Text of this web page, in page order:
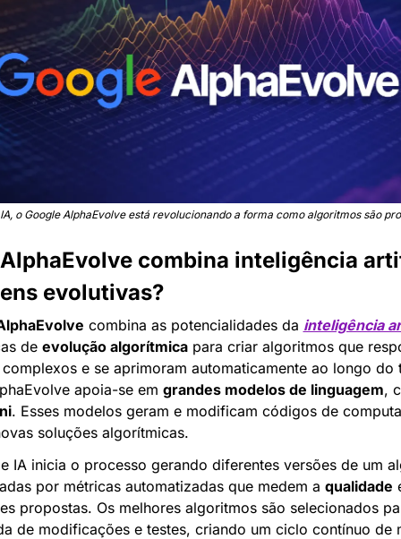
o Google AlphaEvolve está revolucionando a forma como algoritmos são
combina inteligência
evolutivas?
combina as potencialidades da inteligência
de evolução algorítmica para criar algoritmos que
e se aprimoram automaticamente ao longo do
apoia-se em grandes modelos de linguagem,
. Esses modelos geram e modificam códigos de
soluções algorítmicas.
IA inicia o processo gerando diferentes versões de um
por métricas automatizadas que medem a qualidade
propostas. Os melhores algoritmos são selecionados
de modificações e testes, criando um ciclo contínuo de